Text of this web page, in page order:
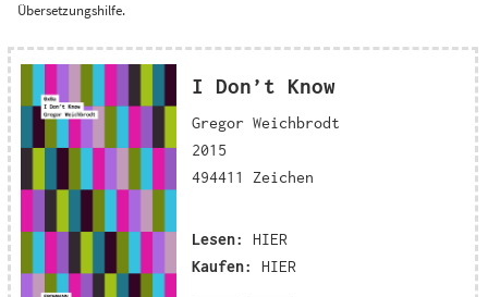
Übersetzungshilfe.
I Don’t Know
Gregor Weichbrodt
2015
494411 Zeichen
Lesen:
HIER
Kaufen:
HIER